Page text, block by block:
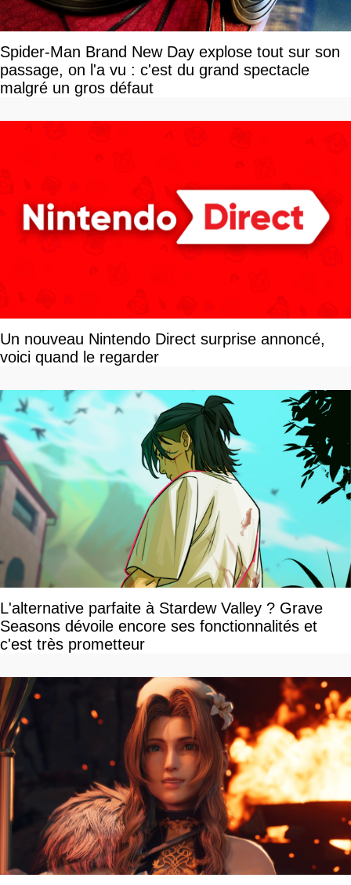
Spider-Man Brand New Day explose tout sur son
passage, on l'a vu : c'est du grand spectacle
malgré un gros défaut
Un nouveau Nintendo Direct surprise annoncé,
voici quand le regarder
L'alternative parfaite à Stardew Valley ? Grave
Seasons dévoile encore ses fonctionnalités et
c'est très prometteur